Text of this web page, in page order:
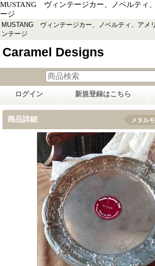
MUSTANG ヴィンテージカー、ノベルティ
ージ
MUSTANG ヴィンテージカー、ノベルティ、アメ
ンテージ
Caramel Designs
ログイン 新規登録はこちら
商品詳細 メタル